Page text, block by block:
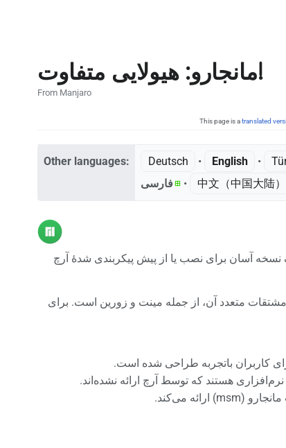
مانجارو: هیولایی متفاوت!
From Manjaro
This page is atranslated
Other languages: Deutsch • ‎ English • ‎
فارسی • ‎ 中文（中国大陆）‎
نسخه آسان برای نصب یا از پیش پیکربندی شدهٔ آرچ
مشتقات متعدد آن، از جمله مینت و زورین است. برای
کاربران باتجربه طراحی شده است.
هستند که توسط آرچ ارائه نشده‌اند.